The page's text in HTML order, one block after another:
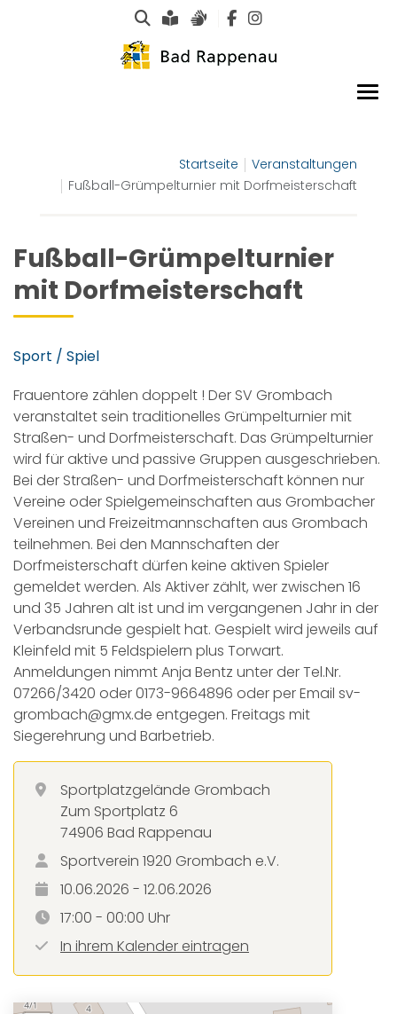
Suche
Leichte Sprache
Gebärdensprachen
Startseite
Veranstaltungen
Fußball-Grümpelturnier mit Dorfmeisterschaft
Fußball-Grümpelturnier
mit Dorfmeisterschaft
Sport / Spiel
Frauentore zählen doppelt ! Der SV Grombach
veranstaltet sein traditionelles Grümpelturnier mit
Straßen- und Dorfmeisterschaft. Das Grümpelturnier
wird für aktive und passive Gruppen ausgeschrieben.
Bei der Straßen- und Dorfmeisterschaft können nur
Vereine oder Spielgemeinschaften aus Grombacher
Vereinen und Freizeitmannschaften aus Grombach
teilnehmen. Bei den Mannschaften der
Dorfmeisterschaft dürfen keine aktiven Spieler
gemeldet werden. Als Aktiver zählt, wer zwischen 16
und 35 Jahren alt ist und im vergangenen Jahr in der
Verbandsrunde gespielt hat. Gespielt wird jeweils auf
Kleinfeld mit 5 Feldspielern plus Torwart.
Anmeldungen nimmt Anja Bentz unter der Tel.Nr.
07266/3420 oder 0173-9664896 oder per Email sv-
grombach@gmx.de entgegen. Freitags mit
Siegerehrung und Barbetrieb.
Sportplatzgelände Grombach
Zum Sportplatz 6
74906 Bad Rappenau
Sportverein 1920 Grombach e.V.
10.06.2026 - 12.06.2026
17:00 - 00:00 Uhr
In ihrem Kalender eintragen